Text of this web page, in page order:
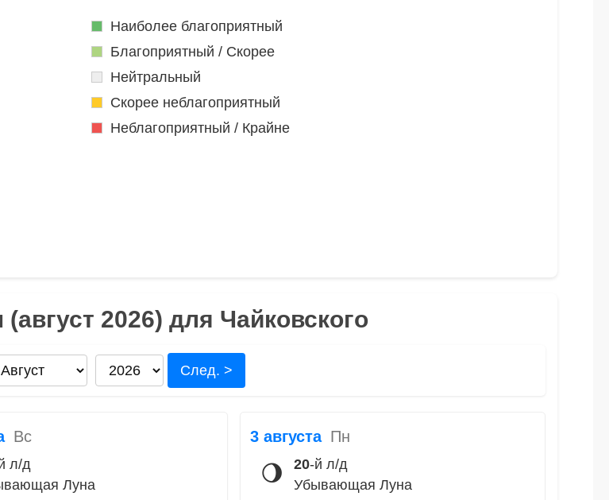
Наиболее благоприятный
Благоприятный / Скорее
Нейтральный
Скорее неблагоприятный
Неблагоприятный / Крайне
2026) для Чайковского
След. >
Вс
л/д
Луна
3 августа Пн
🌖 20-й л/д
Убывающая Луна